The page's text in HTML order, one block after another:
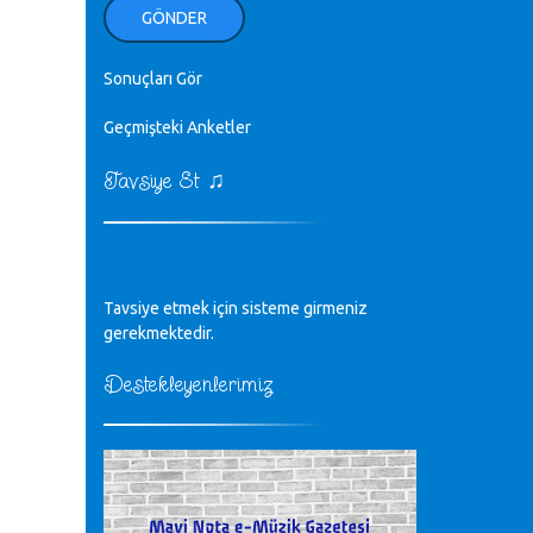
ellerinden benim için öpün.
Kurtuluş Çelebi - 07.01.2023
♪
Mavi Nota - 24.11.2022
♪
Biliyorum Cüneyt bey, yazımda da
♪
sayın müfit bey bilgilerinizi kontrol
edi 6440 sayılı cso kurulrş kanununda
GÖNDER
Sonuçları Gör
Geçmişteki Anketler
Tavsiye Et ♫
Tavsiye etmek için sisteme girmeniz
gerekmektedir.
Destekleyenlerimiz